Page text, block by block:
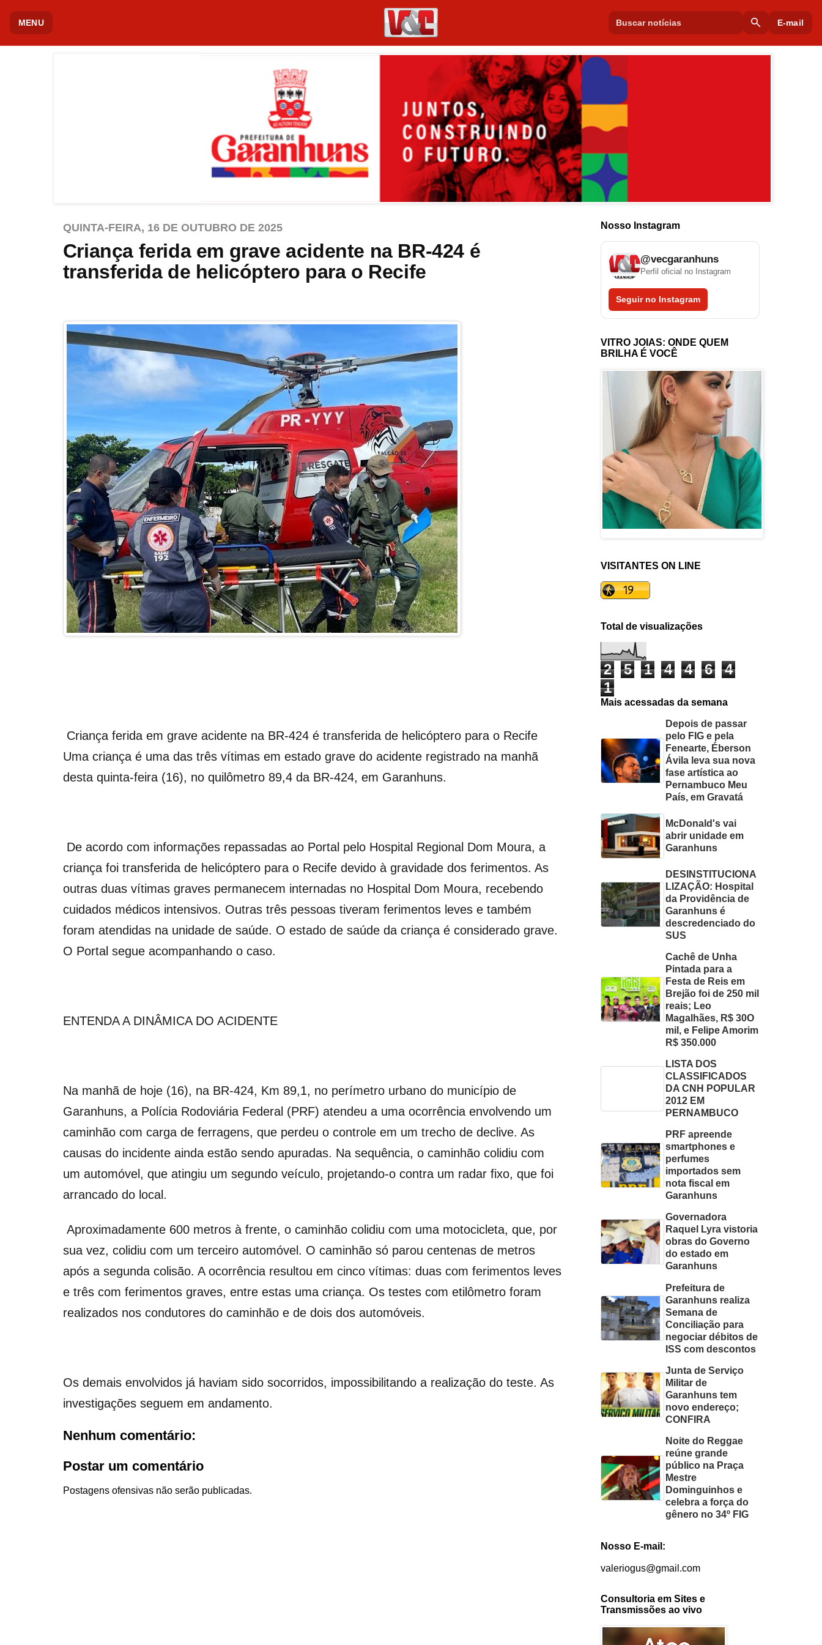
MENU search E-mail
QUINTA-FEIRA, 16 DE OUTUBRO DE 2025
Criança ferida em grave acidente na BR-424 é
transferida de helicóptero para o Recife
Criança ferida em grave acidente na BR-424 é transferida de helicóptero para o Recife
Uma criança é uma das três vítimas em estado grave do acidente registrado na manhã
desta quinta-feira (16), no quilômetro 89,4 da BR-424, em Garanhuns.
De acordo com informações repassadas ao Portal pelo Hospital Regional Dom Moura, a
criança foi transferida de helicóptero para o Recife devido à gravidade dos ferimentos. As
outras duas vítimas graves permanecem internadas no Hospital Dom Moura, recebendo
cuidados médicos intensivos. Outras três pessoas tiveram ferimentos leves e também
foram atendidas na unidade de saúde. O estado de saúde da criança é considerado grave.
O Portal segue acompanhando o caso.
ENTENDA A DINÂMICA DO ACIDENTE
Na manhã de hoje (16), na BR-424, Km 89,1, no perímetro urbano do município de
Garanhuns, a Polícia Rodoviária Federal (PRF) atendeu a uma ocorrência envolvendo um
caminhão com carga de ferragens, que perdeu o controle em um trecho de declive. As
causas do incidente ainda estão sendo apuradas. Na sequência, o caminhão colidiu com
um automóvel, que atingiu um segundo veículo, projetando-o contra um radar fixo, que foi
arrancado do local.
Aproximadamente 600 metros à frente, o caminhão colidiu com uma motocicleta, que, por
sua vez, colidiu com um terceiro automóvel. O caminhão só parou centenas de metros
após a segunda colisão. A ocorrência resultou em cinco vítimas: duas com ferimentos leves
e três com ferimentos graves, entre estas uma criança. Os testes com etilômetro foram
realizados nos condutores do caminhão e de dois dos automóveis.
Os demais envolvidos já haviam sido socorridos, impossibilitando a realização do teste. As
investigações seguem em andamento.
Nenhum comentário:
Postar um comentário
Postagens ofensivas não serão publicadas.
Nosso Instagram
@vecgaranhuns
Perfil oficial no Instagram
Seguir no Instagram
VITRO JOIAS: ONDE QUEM
BRILHA É VOCÊ
VISITANTES ON LINE
Total de visualizações
2 5 1 4 4 6
4
1
Mais acessadas da semana
Depois de passar
pelo FIG e pela
Fenearte, Éberson
Ávila leva sua nova
fase artística ao
Pernambuco Meu
País, em Gravatá
McDonald's vai
abrir unidade em
Garanhuns
DESINSTITUCIONA
LIZAÇÃO: Hospital
da Providência de
Garanhuns é
descredenciado do
SUS
Cachê de Unha
Pintada para a
Festa de Reis em
Brejão foi de 250 mil
reais; Leo
Magalhães, R$ 30O
mil, e Felipe Amorim
R$ 350.000
LISTA DOS
CLASSIFICADOS
DA CNH POPULAR
2012 EM
PERNAMBUCO
PRF apreende
smartphones e
perfumes
importados sem
nota fiscal em
Garanhuns
Governadora
Raquel Lyra vistoria
obras do Governo
do estado em
Garanhuns
Prefeitura de
Garanhuns realiza
Semana de
Conciliação para
negociar débitos de
ISS com descontos
Junta de Serviço
Militar de
Garanhuns tem
novo endereço;
CONFIRA
Noite do Reggae
reúne grande
público na Praça
Mestre
Dominguinhos e
celebra a força do
gênero no 34º FIG
Nosso E-mail:
valeriogus@gmail.com
Consultoria em Sites e
Transmissões ao vivo